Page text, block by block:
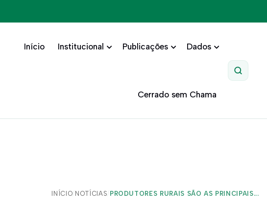
Início Institucional Publicações Dados
Cerrado sem Chama
Pesquisar
INÍCIO/ NOTÍCIAS/ PRODUTORES RURAIS SÃO AS PRINCIPAIS...